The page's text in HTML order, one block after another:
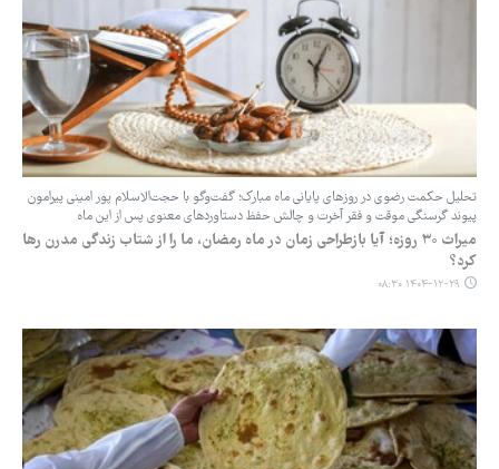
‌تحلیل حکمت رضوی در روزهای پایانی ماه مبارک؛ گفت‌وگو با حجت‌الاسلام پور امینی پیرامون
پیوند گرسنگی موقت و فقر آخرت و چالش حفظ دستاوردهای معنوی پس از این ماه
‌میراث ۳۰ روزه؛ آیا بازطراحی زمان در ماه رمضان، ما را از شتاب زندگی مدرن رها
کرد؟
۱۴۰۴-۱۲-۲۹ ۰۸:۳۰